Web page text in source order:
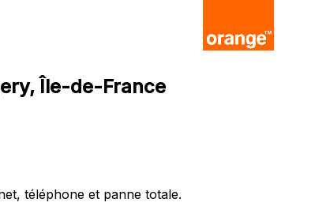
Île-de-France
téléphone et panne totale.